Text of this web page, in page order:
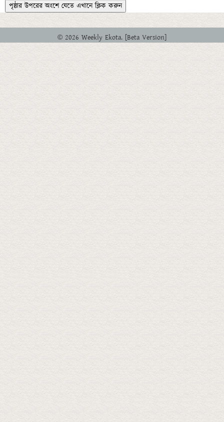
পৃষ্ঠার উপরের অংশে যেতে এখানে ক্লিক করুন
© 2026 Weekly Ekota. [Beta Version]